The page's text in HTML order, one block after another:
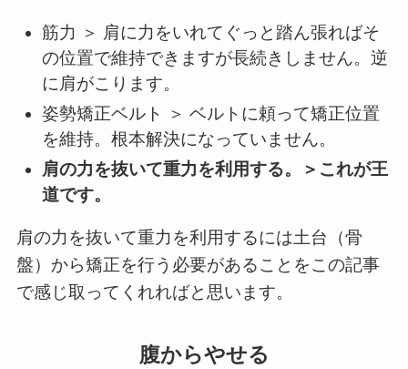
筋力 ＞ 肩に力をいれてぐっと踏ん張ればそ
の位置で維持できますが長続きしません。逆
に肩がこります。
姿勢矯正ベルト ＞ ベルトに頼って矯正位置
を維持。根本解決になっていません。
肩の力を抜いて重力を利用する。＞これが王
道です。
肩の力を抜いて重力を利用するには土台（骨
盤）から矯正を行う必要があることをこの記事
で感じ取ってくれればと思います。
腹からやせる